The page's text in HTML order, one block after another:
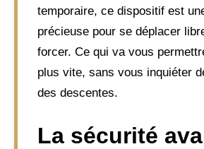
temporaire, ce dispositif est
précieuse pour se déplacer
forcer. Ce qui va vous
plus vite, sans vous inquiéter
des descentes.
La sécurité